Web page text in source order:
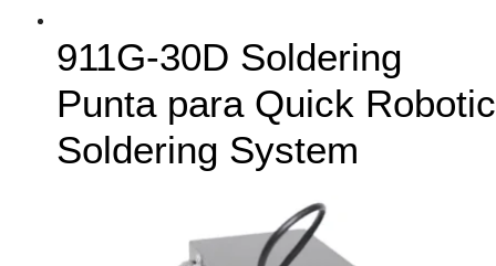
911G-30D Soldering
Punta para Quick Robotic
Soldering System